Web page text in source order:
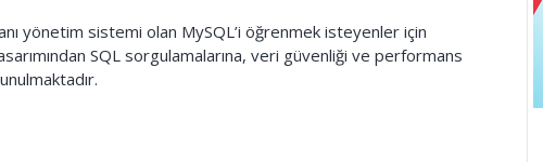
yönetim sistemi olan MySQL’i öğrenmek isteyenler için
SQL sorgulamalarına, veri güvenliği ve performans